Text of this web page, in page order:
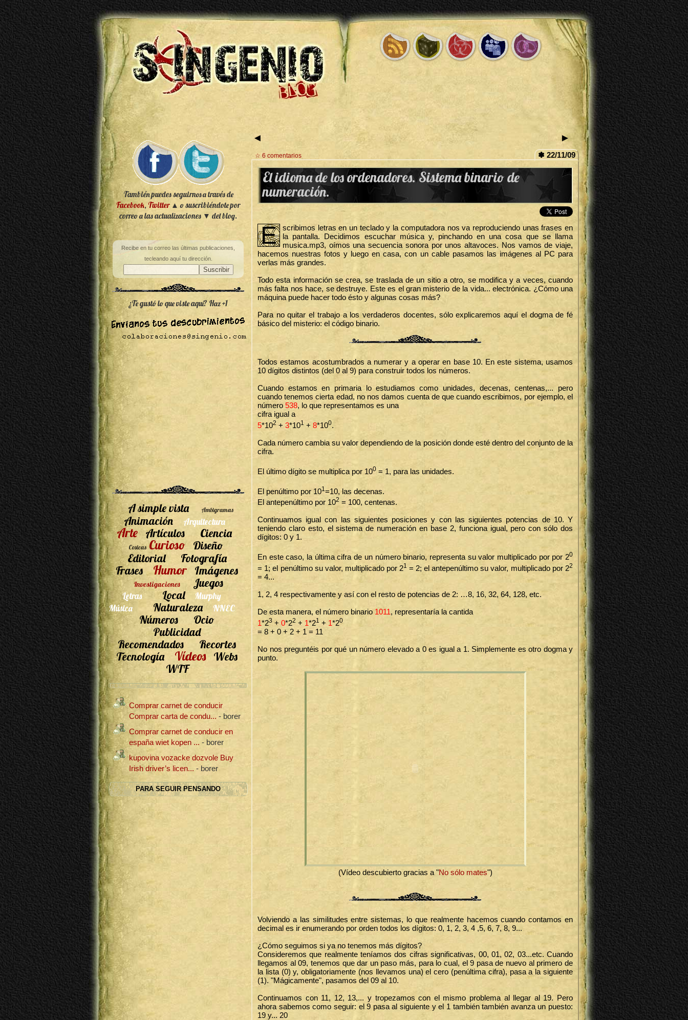
◄ ►
✽ 22/11/09
☆ 6 comentarios
El idioma de los ordenadores. Sistema binario de
numeración.
E
scribimos letras en un teclado y la computadora nos va reproduciendo unas frases en
la pantalla. Decidimos escuchar música y, pinchando en una cosa que se llama
musica.mp3, oímos una secuencia sonora por unos altavoces. Nos vamos de viaje,
hacemos nuestras fotos y luego en casa, con un cable pasamos las imágenes al PC para
verlas más grandes.
Todo esta información se crea, se traslada de un sitio a otro, se modifica y a veces, cuando
más falta nos hace, se destruye. Este es el gran misterio de la vida... electrónica. ¿Cómo una
máquina puede hacer todo ésto y algunas cosas más?
Para no quitar el trabajo a los verdaderos docentes, sólo explicaremos aquí el dogma de fé
básico del misterio: el código binario.
Todos estamos acostumbrados a numerar y a operar en base 10. En este sistema, usamos
10 dígitos distintos (del 0 al 9) para construir todos los números.
Cuando estamos en primaria lo estudiamos como unidades, decenas, centenas,... pero
cuando tenemos cierta edad, no nos damos cuenta de que cuando escribimos, por ejemplo, el
número 538, lo que representamos es una
cifra igual a
5*102 + 3*101 + 8*100.
Cada número cambia su valor dependiendo de la posición donde esté dentro del conjunto de la
cifra.
El último dígito se multiplica por 100 = 1, para las unidades.
El penúltimo por 101=10, las decenas.
El antepenúltimo por 102 = 100, centenas.
Continuamos igual con las siguientes posiciones y con las siguientes potencias de 10. Y
teniendo claro esto, el sistema de numeración en base 2, funciona igual, pero con sólo dos
dígitos: 0 y 1.
En este caso, la última cifra de un número binario, representa su valor multiplicado por por 20
= 1; el penúltimo su valor, multiplicado por 21 = 2; el antepenúltimo su valor, multiplicado por 22
= 4...
1, 2, 4 respectivamente y así con el resto de potencias de 2: …8, 16, 32, 64, 128, etc.
De esta manera, el número binario 1011, representaría la cantida
1*23 + 0*22 + 1*21 + 1*20
= 8 + 0 + 2 + 1 = 11
No nos preguntéis por qué un número elevado a 0 es igual a 1. Simplemente es otro dogma y
punto.
(Vídeo descubierto gracias a "No sólo mates")
Volviendo a las similitudes entre sistemas, lo que realmente hacemos cuando contamos en
decimal es ir enumerando por orden todos los dígitos: 0, 1, 2, 3, 4 ,5, 6, 7, 8, 9...
¿Cómo seguimos si ya no tenemos más dígitos?
Consideremos que realmente teníamos dos cifras significativas, 00, 01, 02, 03...etc. Cuando
llegamos al 09, tenemos que dar un paso más, para lo cual, el 9 pasa de nuevo al primero de
la lista (0) y, obligatoriamente (nos llevamos una) el cero (penúltima cifra), pasa a la siguiente
(1). "Mágicamente", pasamos del 09 al 10.
Continuamos con 11, 12, 13,... y tropezamos con el mismo problema al llegar al 19. Pero
ahora sabemos como seguir: el 9 pasa al siguiente y el 1 también también avanza un puesto:
19 y... 20
También puedes seguirnos a través de
Facebook,Twitter▲ o suscribiéndote por
correo a las actualizaciones ▼ del blog.
Recibe en tu correo las últimas publicaciones,
tecleando aquí tu dirección.
¿Te gustó lo que viste aquí? Haz +1
A simple vista Ambigramas
Animación Arquitectura
Arte Artículos Ciencia
Cosicas Curioso
Diseño
Editorial
Fotografía
Frases
Humor Imágenes
Investigaciones Juegos
Letras Local
Murphy
Música
Naturaleza NNEC
Números
Ocio
Publicidad
Recomendados
Recortes
Tecnología
Vídeos Webs
WTF
Comprar carnet de conducir
Comprar carta de condu... - borer
Comprar carnet de conducir en
españa wiet kopen ... - borer
kupovina vozacke dozvole Buy
Irish driver’s licen... - borer
PARA SEGUIR PENSANDO